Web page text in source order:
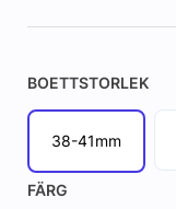
BOETTSTORLEK
38-41mm
FÄRG